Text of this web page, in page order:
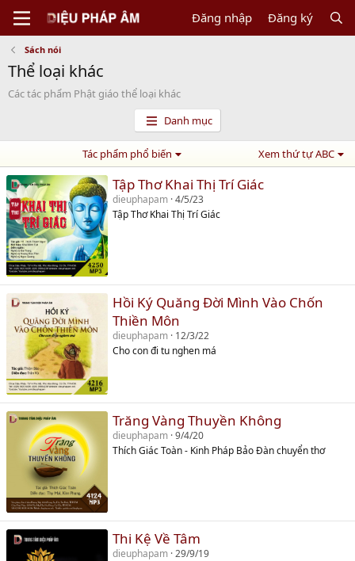
Đăng nhập Đăng ký
Sách nói
Thể loại khác
Các tác phẩm Phật giáo thể loại khác
Danh mục
Tác phẩm phổ biến Xem thứ tự ABC
Tập Thơ Khai Thị Trí Giác
dieuphapam 4/5/23
Tập Thơ Khai Thị Trí Giác
Hồi Ký Quăng Đời Mình Vào Chốn
Thiền Môn
dieuphapam 12/3/22
Cho con đi tu nghen má
Trăng Vàng Thuyền Không
dieuphapam 9/4/20
Thích Giác Toàn - Kinh Pháp Bảo Đàn chuyển thơ
Thi Kệ Về Tâm
dieuphapam 29/9/19